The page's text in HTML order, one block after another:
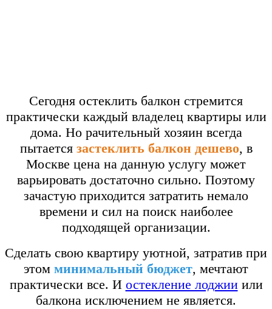
Сегодня остеклить балкон стремится
практически каждый владелец квартиры или
дома. Но рачительный хозяин всегда
пытается застеклить балкон дешево, в
Москве цена на данную услугу может
варьировать достаточно сильно. Поэтому
зачастую приходится затратить немало
времени и сил на поиск наиболее
подходящей организации.
Сделать свою квартиру уютной, затратив при
этом минимальный бюджет, мечтают
практически все. И остекление лоджииили
балкона исключением не является.